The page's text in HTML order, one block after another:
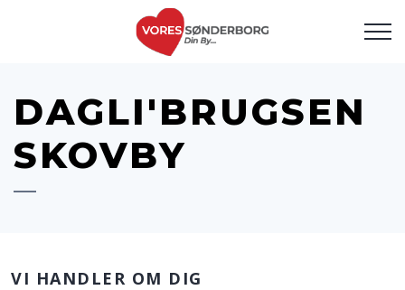
DAGLI'BRUGSEN
SKOVBY
VI HANDLER OM DIG